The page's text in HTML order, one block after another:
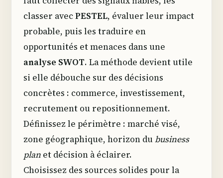
classer avecPESTEL, évaluer leur impact
probable, puis les traduire en
opportunités et menaces dans une
analyse SWOT. La méthode devient utile
si elle débouche sur des décisions
concrètes : commerce, investissement,
recrutement ou repositionnement.
Définissez le périmètre : marché visé,
zone géographique, horizon dubusiness
plan et décision à éclairer.
Choisissez des sources solides pour la